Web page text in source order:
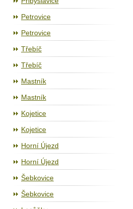
Petrovice
Petrovice
Třebíč
Třebíč
Mastník
Mastník
Kojetice
Kojetice
Horní Újezd
Horní Újezd
Šebkovice
Šebkovice